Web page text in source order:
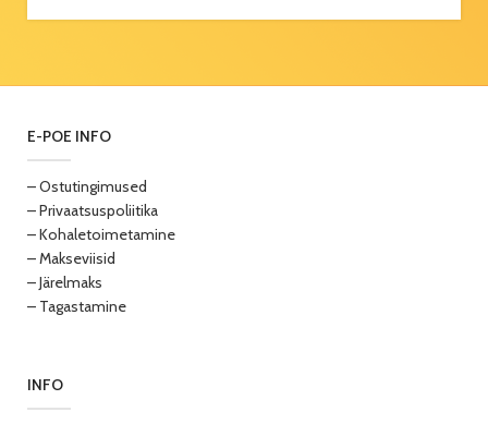
E-POE INFO
– Ostutingimused
– Privaatsuspoliitika
– Kohaletoimetamine
– Makseviisid
– Järelmaks
– Tagastamine
INFO